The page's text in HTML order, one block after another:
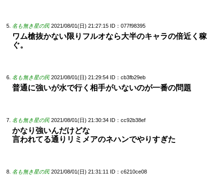
名も無き星の民 2021/08/01(日) 21:27:15 ID：077f98395
ワム槍抜かない限りフルオなら大半のキャラの倍近く稼
ぐ。
名も無き星の民 2021/08/01(日) 21:29:54 ID：cb3fb29eb
普通に強いが水で行く相手がいないのが一番の問題
名も無き星の民 2021/08/01(日) 21:30:34 ID：cc92b38ef
かなり強いんだけどな
言われてる通りリミメアのネハンでやりすぎた
名も無き星の民 2021/08/01(日) 21:31:11 ID：c6210ce08